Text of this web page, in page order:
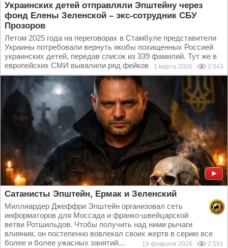
Украинских детей отправляли Эпштейну через
фонд Елены Зеленской – экс-сотрудник СБУ
Прозоров
Летом 2025 года на переговорах в Стамбуле представители
Украины потребовали вернуть якобы похищенных Россией
украинских детей, передав список из 339 фамилий. Тут же в
европейских СМИ вывалили ряд фейков о...1 марта 2026 2 043
Сатанисты Эпштейн, Ермак и Зеленский
Миллиардер Джеффри Эпштейн организовал сеть
информаторов для Моссада и франко-швейцарской
ветви Ротшильдов. Чтобы получить над ними рычаги
влияния, он постепенно вовлекал своих жертв в серию все
более и более ужасных занятий...
19 февраля 2026 2 591